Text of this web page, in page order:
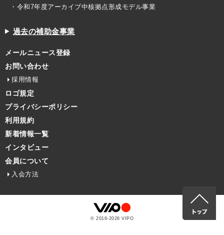
・令和7年度アーカイブ中核拠点形成モデル事業
過去の補助金事業
メールニュース登録
お問い合わせ
採用情報
ロゴ規定
プライバシーポリシー
利用規約
新着情報一覧
インタビュー
会員について
入会方法
© 2016-2026 VIPO